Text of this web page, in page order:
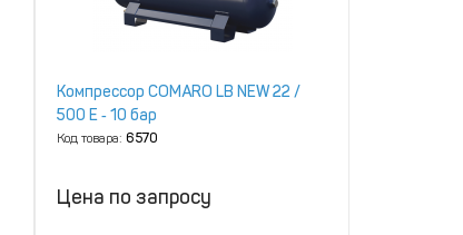
Компрессор COMARO LB NEW 22 /
500 E ‑ 10 бар
Код товара:6570
Цена по запросу